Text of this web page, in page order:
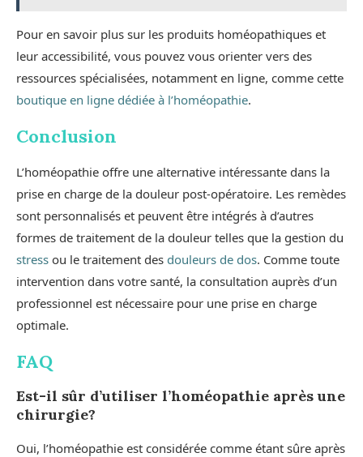
Pour en savoir plus sur les produits homéopathiques et
leur accessibilité, vous pouvez vous orienter vers des
ressources spécialisées, notamment en ligne, comme cette
boutique en ligne dédiée à l’homéopathie.
Conclusion
L’homéopathie offre une alternative intéressante dans la
prise en charge de la douleur post-opératoire. Les remèdes
sont personnalisés et peuvent être intégrés à d’autres
formes de traitement de la douleur telles que la gestion du
stress ou le traitement des douleurs de dos. Comme toute
intervention dans votre santé, la consultation auprès d’un
professionnel est nécessaire pour une prise en charge
optimale.
FAQ
Est-il sûr d’utiliser l’homéopathie après une
chirurgie?
Oui, l’homéopathie est considérée comme étant sûre après